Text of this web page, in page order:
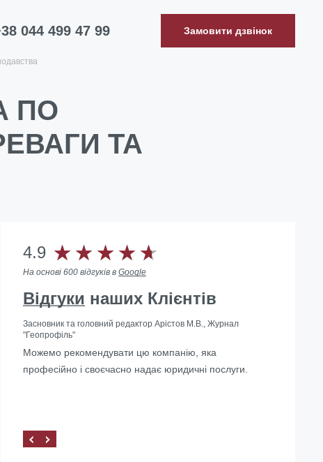
044 499 47 99 Замовити дзвінок
ПО
ТА
4.9
На основі 600 відгуків в Google
Відгуки наших Клієнтів
Засновник та головний редактор Арістов М.В., Журнал
"Геопрофіль"
Можемо рекомендувати цю компанію, яка
професійно і своєчасно надає юридичні послуги.